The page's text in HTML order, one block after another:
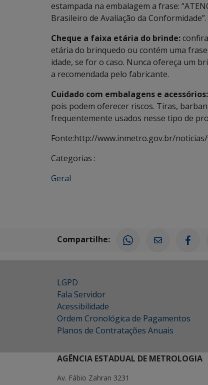
estampada na embalagem a frase:
Brasileiro de Avaliação da
Cheque a faixa etária do brinde:
etária do brinquedo ou contém uma
idade, se for o caso. Nunca ofereça um
a recomendada pelo fabricante.
Cuidado com embalagens e acessórios:
pois podem oferecer riscos. Tiras,
frequentemente usados nesse tipo de
Fonte:http://www.inmetro.gov.br/
Categorias :
Geral
Compartilhe:
LGPD
Fala Servidor
Acessibilidade
Ordem Cronológica de Pagamentos
Planos de Contratações Anuais
AGÊNCIA ESTADUAL DE METROLOGIA
Av. Fábio Zahran 3231